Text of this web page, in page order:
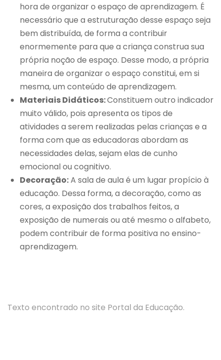
hora de organizar o espaço de aprendizagem. É
necessário que a estruturação desse espaço seja
bem distribuída, de forma a contribuir
enormemente para que a criança construa sua
própria noção de espaço. Desse modo, a própria
maneira de organizar o espaço constitui, em si
mesma, um conteúdo de aprendizagem.
Materiais Didáticos:Constituem outro indicador
muito válido, pois apresenta os tipos de
atividades a serem realizadas pelas crianças e a
forma com que as educadoras abordam as
necessidades delas, sejam elas de cunho
emocional ou cognitivo.
Decoração:A sala de aula é um lugar propício à
educação. Dessa forma, a decoração, como as
cores, a exposição dos trabalhos feitos, a
exposição de numerais ou até mesmo o alfabeto,
podem contribuir de forma positiva no ensino-
aprendizagem.
Texto encontrado no site Portal da Educação.